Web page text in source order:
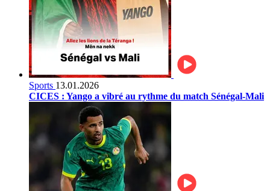
Sports 13.01.2026
CICES : Yango a vibré au rythme du match Sénégal-Mali